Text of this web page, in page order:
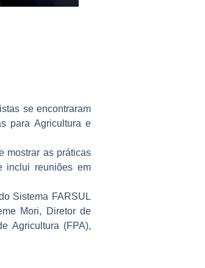
se encontraram
para Agricultura e
mostrar as práticas
inclui reuniões em
Sistema FARSUL
Mori, Diretor de
Agricultura (FPA),